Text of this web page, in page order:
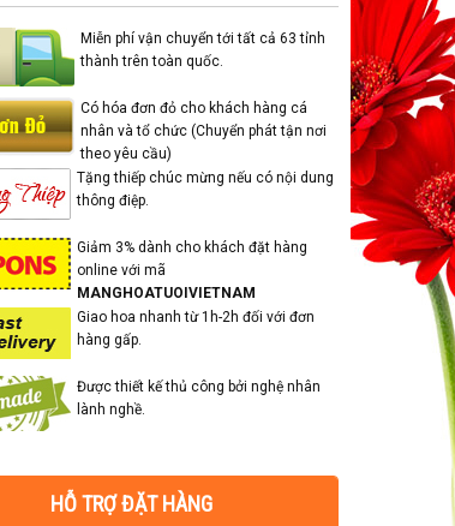
Miễn phí vận chuyển tới tất cả 63 tỉnh
thành trên toàn quốc.
Có hóa đơn đỏ cho khách hàng cá
nhân và tổ chức (Chuyển phát tận nơi
theo yêu cầu)
Tặng thiếp chúc mừng nếu có nội dung
thông điệp.
Giảm 3% dành cho khách đặt hàng
online với mã
MANGHOATUOIVIETNAM
Giao hoa nhanh từ 1h-2h đối với đơn
hàng gấp.
Được thiết kế thủ công bởi nghệ nhân
lành nghề.
HỖ TRỢ ĐẶT HÀNG